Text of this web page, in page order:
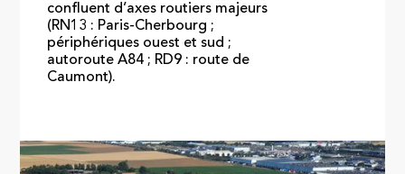
confluent d’axes routiers majeurs
(RN13 : Paris-Cherbourg ;
périphériques ouest et sud ;
autoroute A84 ; RD9 : route de
Caumont).